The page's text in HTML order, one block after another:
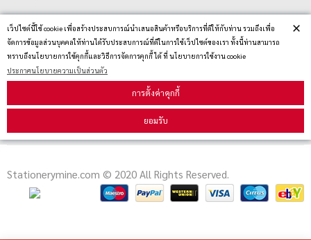
เว็ปไซต์นี้ใช้ cookie เพื่อสร้างประสบการณ์นำเสนอสินค้าหรือบริการที่ดีให้กับท่าน รวมถึงเพื่อ
จัดการข้อมูลส่วนบุคคลให้ท่านได้รับประสบการณ์ที่ดีในการใช้เว็ปไซต์ของเรา ทั้งนี้ท่านสามารถ
ทราบถึงนโยบายการใช้คุกกี้และวิธีการจัดการคุกกี้ ได้ ที่ นโยบายการใช้งาน cookie
ประกาศนโยบายความเป็นส่วนตัว
การตั้งค่าคุกกี้
ยอมรับ
×
สมัครรับข่าวสาร
รับข่าวสาร
Stationerymine.com © 2020 All Rights Reserved.